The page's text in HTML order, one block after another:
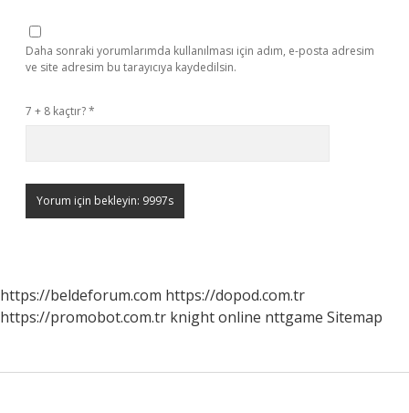
Daha sonraki yorumlarımda kullanılması için adım, e-posta adresim
ve site adresim bu tarayıcıya kaydedilsin.
7 + 8 kaçtır?*
https://beldeforum.com https://dopod.com.tr
https://promobot.com.tr knight online nttgame Sitemap